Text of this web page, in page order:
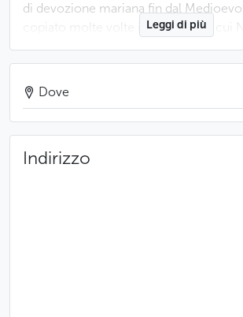
di devozione mariana fin dal
copiato molte volte in Europa, tra cui
de-Lorette a Praga. Quest’ultima fu
1626 e il 1631 su commissione della
Bénigne-Catherine de Lobkowitz e
grande successo popolare nel periodo
santuario è tuttora gestito dalla vicina
cappuccini.
Leggi di più
Dove
Indirizzo